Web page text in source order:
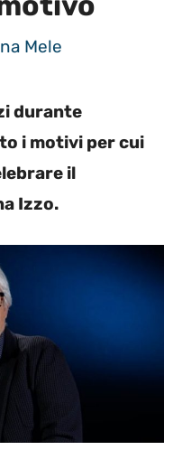
Mele
durante
i motivi per cui
il
Izzo.